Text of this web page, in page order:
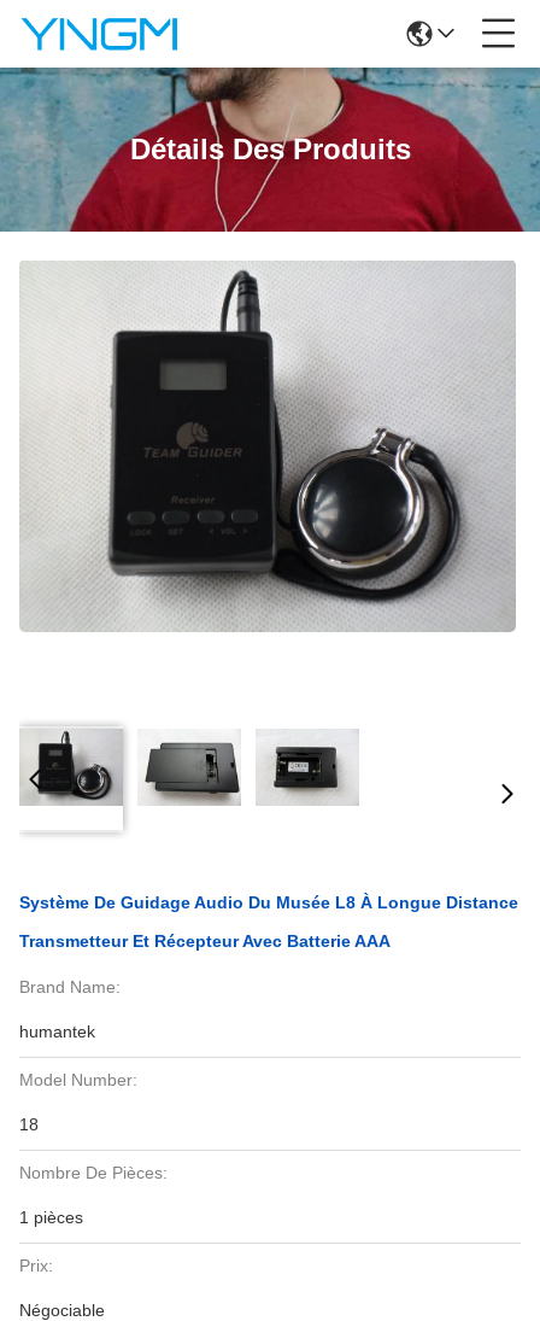
Détails Des Produits
Système De Guidage Audio Du Musée L8 À Longue Distance
Transmetteur Et Récepteur Avec Batterie AAA
Brand Name:
humantek
Model Number:
18
Nombre De Pièces:
1 pièces
Prix:
Négociable